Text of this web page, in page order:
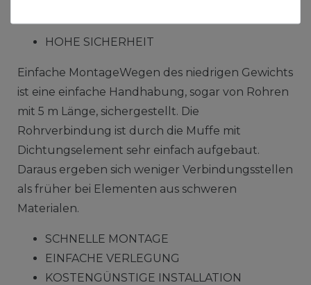
HOHE SICHERHEIT
Einfache MontageWegen des niedrigen Gewichts
ist eine einfache Handhabung, sogar von Rohren
mit 5 m Länge, sichergestellt. Die
Rohrverbindung ist durch die Muffe mit
Dichtungselement sehr einfach aufgebaut.
Daraus ergeben sich weniger Verbindungsstellen
als früher bei Elementen aus schweren
Materialen.
SCHNELLE MONTAGE
EINFACHE VERLEGUNG
KOSTENGÜNSTIGE INSTALLATION